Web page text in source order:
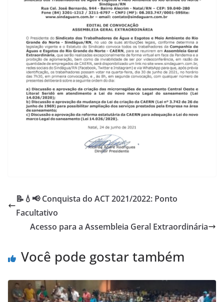
📝💧📢 Conquista do ACT 2021/2022: Ponto
Facultativo
Acesso para a Assembleia Geral Extraordinária
Você pode gostar também